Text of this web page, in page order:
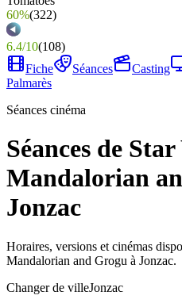
60%(322)
6.4/10(108)
Fiche
Séances Casting
Palmarès
Séances cinéma
Séances de
Mandalorian
Jonzac
Horaires, versions et cinémas
Mandalorian and Grogu à Jonzac.
Changer de villeJonzac